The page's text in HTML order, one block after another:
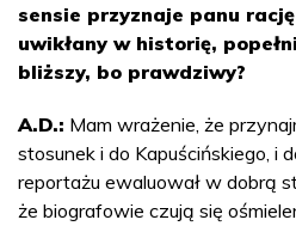
sensie przyznaje panu
uwikłany w historię,
bliższy, bo prawdziwy?
A.D.: Mam wrażenie, że
stosunek i do Kapuścińskiego, i
reportażu ewaluował w dobrą
że biografowie czują się